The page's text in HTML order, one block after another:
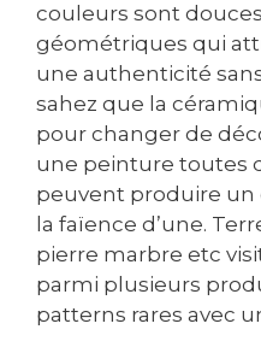
couleurs sont
géométriques qui
une authenticité
sahez que la
pour changer de
une peinture toutes
peuvent produire un
la faïence d’une.
pierre marbre etc
parmi plusieurs
patterns rares avec